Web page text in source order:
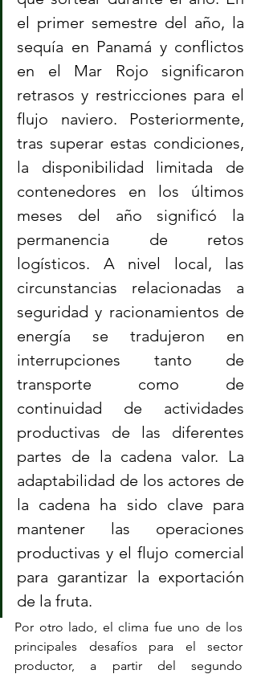
el primer semestre del año, la
sequía en Panamá y conflictos
en el Mar Rojo significaron
retrasos y restricciones para el
flujo naviero. Posteriormente,
tras superar estas condiciones,
la disponibilidad limitada de
contenedores en los últimos
meses del año significó la
permanencia de retos
logísticos. A nivel local, las
circunstancias relacionadas a
seguridad y racionamientos de
energía se tradujeron en
interrupciones tanto de
transporte como de
continuidad de actividades
productivas de las diferentes
partes de la cadena valor. La
adaptabilidad de los actores de
la cadena ha sido clave para
mantener las operaciones
productivas y el flujo comercial
para garantizar la exportación
de la fruta.
Por otro lado, el clima fue uno de los
principales desafíos para el sector
productor, a partir del segundo